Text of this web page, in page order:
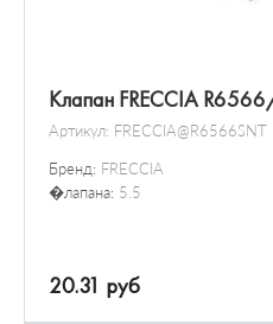
Клапан FRECCIA
Артикул: FRECCIA@R6566SNT
Бренд: FRECCIA
�лапана: 5.5
20.31 руб